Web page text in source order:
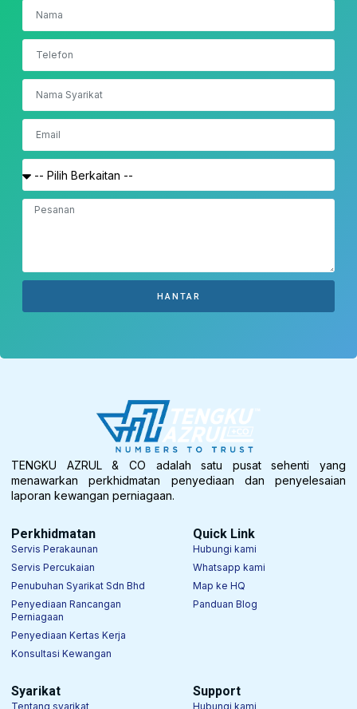
HANTAR
TENGKU AZRUL & CO adalah satu pusat sehenti yang
menawarkan perkhidmatan penyediaan dan penyelesaian
laporan kewangan perniagaan.
Perkhidmatan
Servis Perakaunan
Servis Percukaian
Penubuhan Syarikat Sdn Bhd
Penyediaan Rancangan
Perniagaan
Penyediaan Kertas Kerja
Konsultasi Kewangan
Quick Link
Hubungi kami
Whatsapp kami
Map ke HQ
Panduan Blog
Syarikat
Tentang syarikat
Support
Hubungi kami